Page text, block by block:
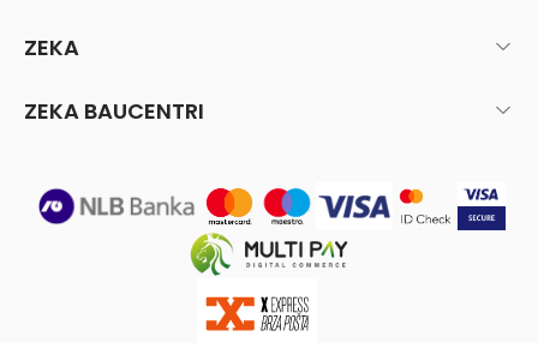
ZEKA
ZEKA BAUCENTRI